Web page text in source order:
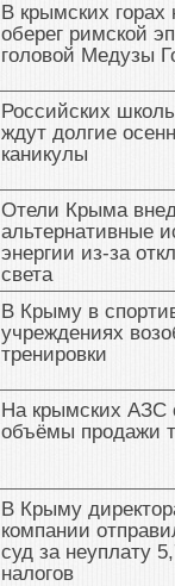
В крымских
оберег римской
головой Медузы
Российских
ждут долгие
каникулы
Отели Крыма
альтернативные
энергии из-за
света
В Крыму в
учреждениях
тренировки
На крымских АЗС
объёмы продажи
В Крыму
компании
суд за неуплату
налогов